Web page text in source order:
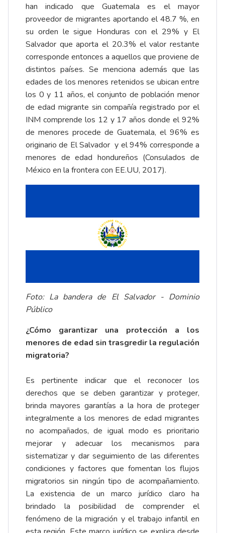
han indicado que Guatemala es el mayor
proveedor de migrantes aportando el 48.7 %, en
su orden le sigue Honduras con el 29% y El
Salvador que aporta el 20.3% el valor restante
corresponde entonces a aquellos que proviene de
distintos países. Se menciona además que las
edades de los menores retenidos se ubican entre
los 0 y 11 años, el conjunto de población menor
de edad migrante sin compañía registrado por el
INM comprende los 12 y 17 años donde el 92%
de menores procede de Guatemala, el 96% es
originario de El Salvador y el 94% corresponde a
menores de edad hondureños (Consulados de
México en la frontera con EE.UU, 2017).
Foto: La bandera de El Salvador - Dominio
Público
¿Cómo garantizar una protección a los
menores de edad sin trasgredir la regulación
migratoria?
Es pertinente indicar que el reconocer los
derechos que se deben garantizar y proteger,
brinda mayores garantías a la hora de proteger
integralmente a los menores de edad migrantes
no acompañados, de igual modo es prioritario
mejorar y adecuar los mecanismos para
sistematizar y dar seguimiento de las diferentes
condiciones y factores que fomentan los flujos
migratorios sin ningún tipo de acompañamiento.
La existencia de un marco jurídico claro ha
brindado la posibilidad de comprender el
fenómeno de la migración y el trabajo infantil en